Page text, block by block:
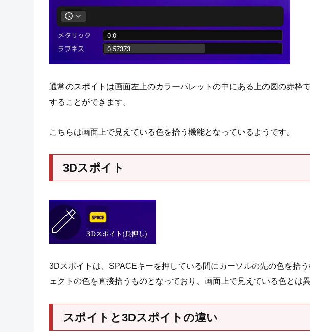
通常のスポイトは画面左上のカラーパレットの中にある上の図の赤枠
することができます。
こちらは画面上で見えている色を拾う機能となっているようです。
3Dスポイト
3Dスポイトは、SPACEキーを押している間にカーソルの先の色を拾
ェクトの色を直接拾うものとなっており、画面上で見えている色とは
スポイトと3Dスポイトの違い